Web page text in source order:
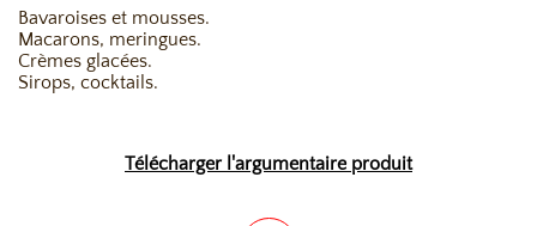
Bavaroises et mousses.
Macarons, meringues.
Crèmes glacées.
Sirops, cocktails.
Télécharger l'argumentaire produit